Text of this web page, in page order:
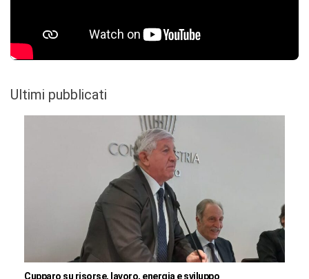
Ultimi pubblicati
Cupparo su risorse, lavoro, energia e sviluppo